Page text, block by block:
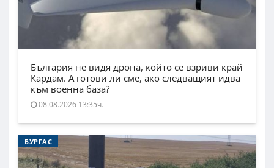
България не видя дрона, който се взриви край
Кардам. А готови ли сме, ако следващият идва
към военна база?
08.08.2026 13:35ч.
БУРГАС